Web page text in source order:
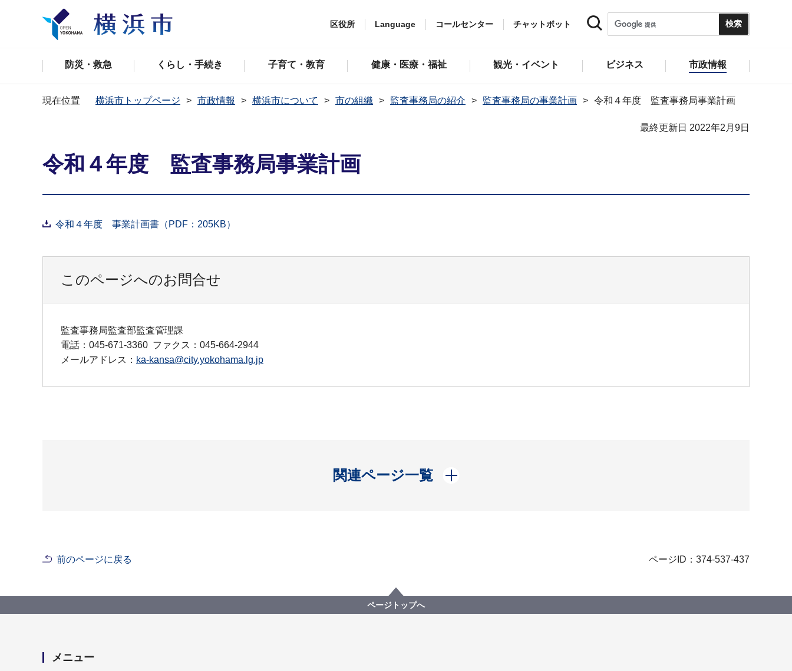
区役所 Language コールセンター チャットボット
防災・救急 くらし・手続き 子育て・教育 健康・医療・福祉 観光・イベント ビジネス 市政情報
現在位置 横浜市トップページ 市政情報 横浜市について 市の組織 監査事務局の紹介 監査事務局の事業計画 令和４年度 監査事務局事業計画
最終更新日 2022年2月9日
令和４年度 監査事務局事業計画
令和４年度 事業計画書（PDF：205KB）
このページへのお問合せ
監査事務局監査部監査管理課
電話：045-671-3360 ファクス：045-664-2944
メールアドレス： ka-kansa@city.yokohama.lg.jp
関連ページ一覧
開く
前のページに戻る ページID：374-537-437
ページトップへ
メニュー